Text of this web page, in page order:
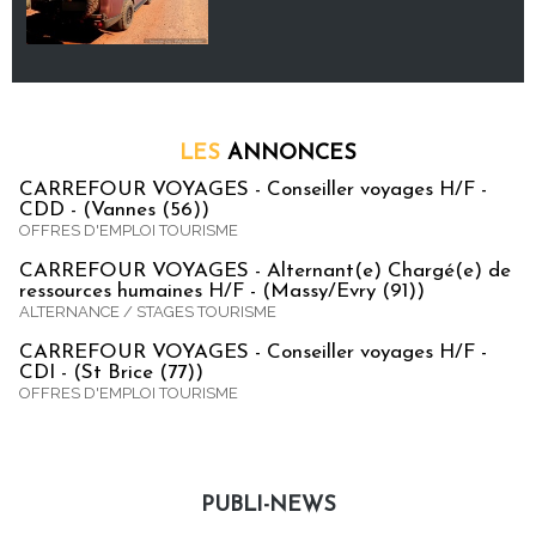
LES ANNONCES
CARREFOUR VOYAGES - Conseiller voyages H/F -
CDD - (Vannes (56))
OFFRES D'EMPLOI TOURISME
CARREFOUR VOYAGES - Alternant(e) Chargé(e) de
ressources humaines H/F - (Massy/Evry (91))
ALTERNANCE / STAGES TOURISME
CARREFOUR VOYAGES - Conseiller voyages H/F -
CDI - (St Brice (77))
OFFRES D'EMPLOI TOURISME
PUBLI-NEWS